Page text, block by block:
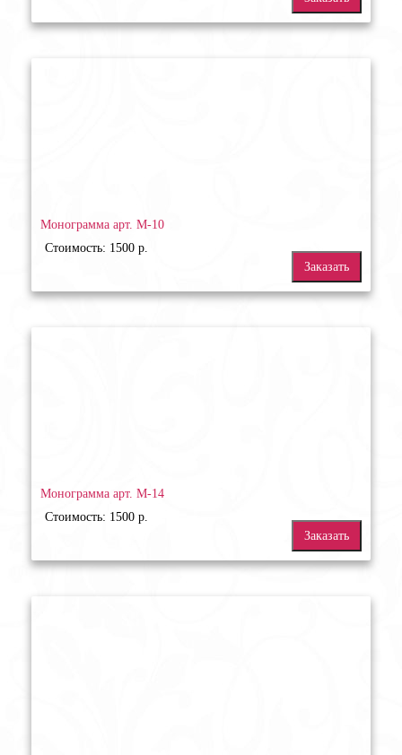
Монограмма арт. М-10
Стоимость: 1500 р.
Заказать
Монограмма арт. М-14
Стоимость: 1500 р.
Заказать